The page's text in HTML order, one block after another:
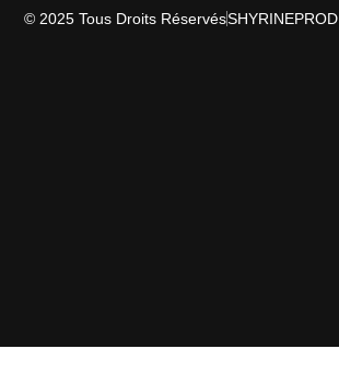
© 2025 Tous Droits RéservésSHYRINEPROD